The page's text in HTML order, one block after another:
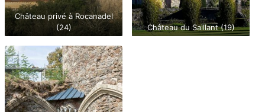
Château privé à Rocanadel
(24)
Château du Saillant (19)